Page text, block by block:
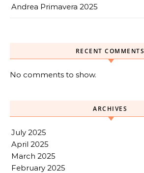
Andrea Primavera 2025
RECENT COMMENTS
No comments to show.
ARCHIVES
July 2025
April 2025
March 2025
February 2025